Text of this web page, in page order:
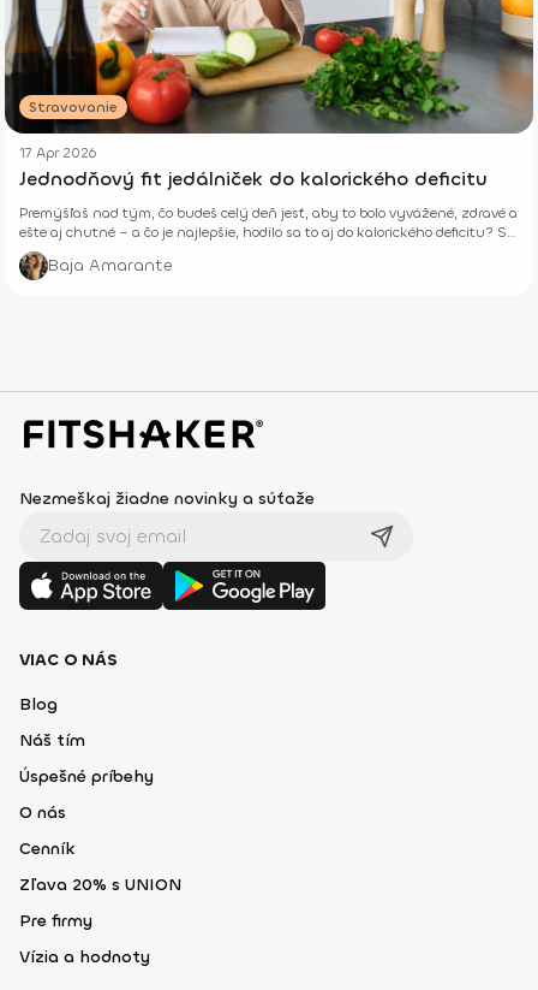
Stravovanie
17 Apr 2026
Jednodňový fit jedálniček do kalorického deficitu
Premýšľaš nad tým, čo budeš celý deň jesť, aby to bolo vyvážené, zdravé a
ešte aj chutné – a čo je najlepšie, hodilo sa to aj do kalorického deficitu? Si
tu správne.
Baja Amarante
Nezmeškaj žiadne novinky a súťaže
VIAC O NÁS
Blog
Náš tím
Úspešné príbehy
O nás
Cenník
Zľava 20% s UNION
Pre firmy
Vízia a hodnoty